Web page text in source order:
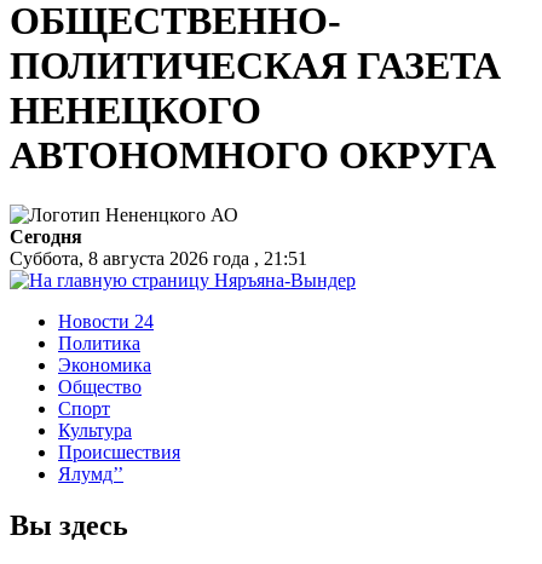
ОБЩЕСТВЕННО-
ПОЛИТИЧЕСКАЯ ГАЗЕТА
НЕНЕЦКОГО
АВТОНОМНОГО ОКРУГА
Сегодня
Суббота, 8 августа 2026 года , 21:51
Новости 24
Политика
Экономика
Общество
Спорт
Культура
Происшествия
Ялумд’’
Вы здесь